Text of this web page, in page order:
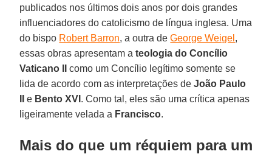
publicados nos últimos dois anos por dois grandes
influenciadores do catolicismo de língua inglesa. Uma
do bispo Robert Barron, a outra deGeorge Weigel ,
essas obras apresentam ateologia do Concílio
Vaticano II
como um Concílio legítimo somente se
lida de acordo com as interpretações deJoão Paulo
e Bento XVI . Como tal, eles são uma crítica apenas
ligeiramente velada a Francisco.
Mais do que um réquiem para um